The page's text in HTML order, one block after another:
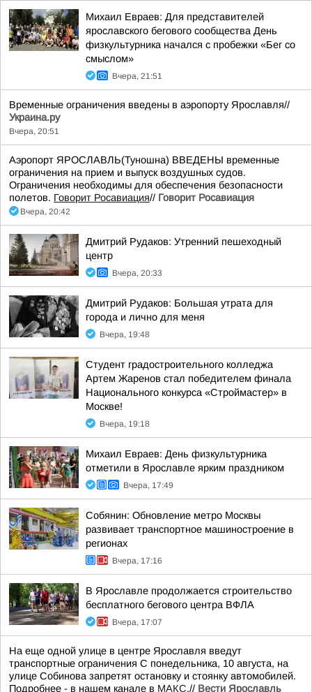
Михаил Евраев: Для представителей
ярославского бегового сообщества День
физкультурника начался с пробежки «Бег со
смыслом»
Вчера, 21:51
Временные ограничения введены в аэропорту Ярославля//
Украина.ру
Вчера, 20:51
Аэропорт ЯРОСЛАВЛЬ(Туношна) ВВЕДЕНЫ временные
ограничения на прием и выпуск воздушных судов.
Ограничения необходимы для обеспечения безопасности
полетов. Говорит Росавиация// Говорит Росавиация
Вчера, 20:42
Дмитрий Рудаков: Утренний пешеходный
центр
Вчера, 20:33
Дмитрий Рудаков: Большая утрата для
города и лично для меня
Вчера, 19:48
Студент градостроительного колледжа
Артем Жаренов стал победителем финала
Национального конкурса «Строймастер» в
Москве!
Вчера, 19:18
Михаил Евраев: День физкультурника
отметили в Ярославле ярким праздником
Вчера, 17:49
Собянин: Обновление метро Москвы
развивает транспортное машиностроение в
регионах
Вчера, 17:16
В Ярославле продолжается строительство
бесплатного бегового центра ВФЛА
Вчера, 17:07
На еще одной улице в центре Ярославля введут
транспортные ограничения С понедельника, 10 августа, на
улице Собинова запретят остановку и стоянку автомобилей.
Подробнее - в нашем канале в МАКС.// Вести Ярославль